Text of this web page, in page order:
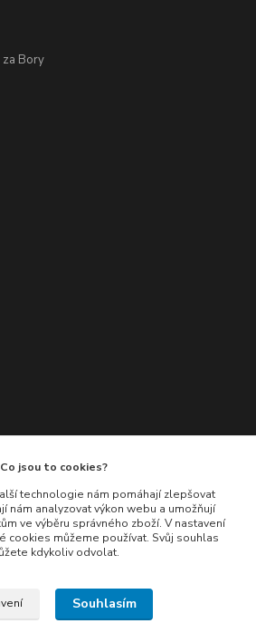
za Bory
Co jsou to cookies?
technologie nám pomáhají zlepšovat
nám analyzovat výkon webu a umožňují
ve výběru správného zboží. V nastavení
cookies můžeme používat. Svůj souhlas
kdykoliv odvolat.
Souhlasím